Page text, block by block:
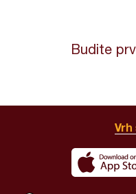
Budite